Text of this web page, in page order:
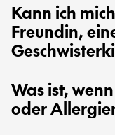
Kann ich
Freundin,
Was ist,
oder